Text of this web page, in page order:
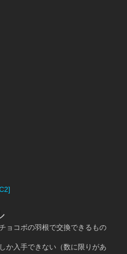
ョコボの羽根で交換できるもの
か入手できない（数に限りがあ